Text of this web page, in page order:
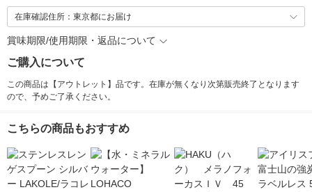
在庫確認住所：東京都にお届け
賞味期限/使用期限・返品について
ご購入について
この商品は【アウトレット】品です。在庫が無くなり次第販売終了となります
ので、予めご了承ください。
こちらの商品もおすすめ